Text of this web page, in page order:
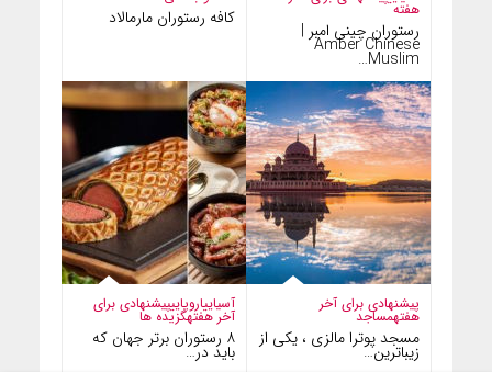
کافه رستوران مارمالاد هفته
رستوران چینی امبر |
Amber Chinese
Muslim…
آسیاییاروپاییپیشنهادی برای
آخر هفتهگزیده ها
۸ رستوران برتر جهان که
باید در…
پیشنهادی برای آخر
هفتهمساجد
مسجد پوترا مالزی ، یکی از
زیباترین…